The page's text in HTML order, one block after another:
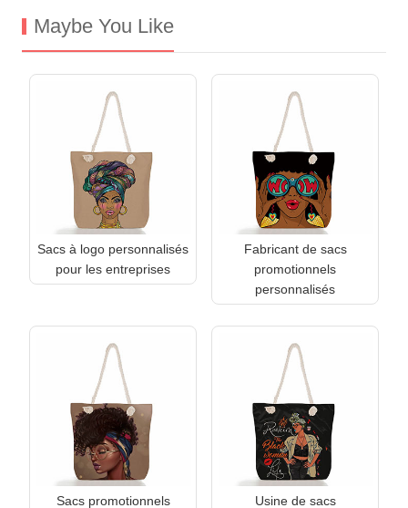
Maybe You Like
Sacs à logo personnalisés
pour les entreprises
Fabricant de sacs
promotionnels
personnalisés
Sacs promotionnels
Usine de sacs